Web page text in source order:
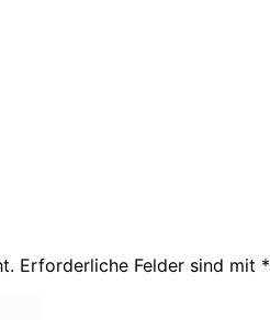
Erforderliche Felder sind mit *